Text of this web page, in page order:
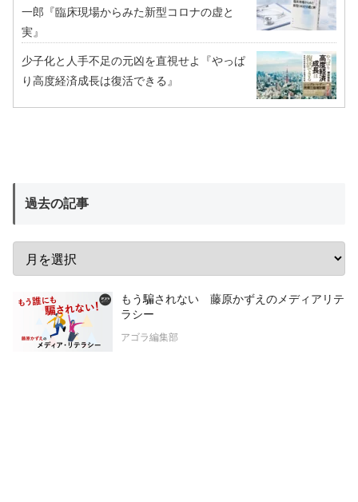
一郎『臨床現場からみた新型コロナの虚と
実』
少子化と人手不足の元凶を直視せよ『やっぱ
り高度経済成長は復活できる』
過去の記事
もう騙されない 藤原かずえのメディアリテ
ラシー
アゴラ編集部